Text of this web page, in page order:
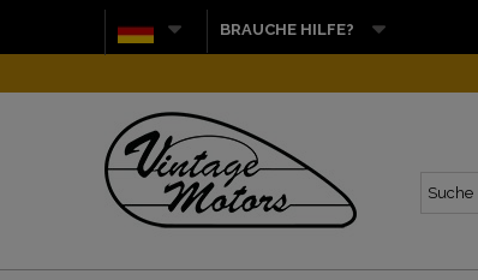
BRAUCHE HILFE?